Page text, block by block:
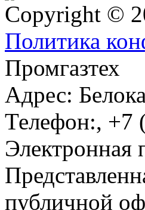
Copyright ©
Политика
Промгазтех
Адрес:
Телефон:, +7
Электронная
публичной